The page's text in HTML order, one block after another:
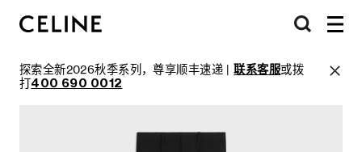
探索全新2026秋季系列，尊享顺丰速递 |联系客服或拨
打400 690 0012